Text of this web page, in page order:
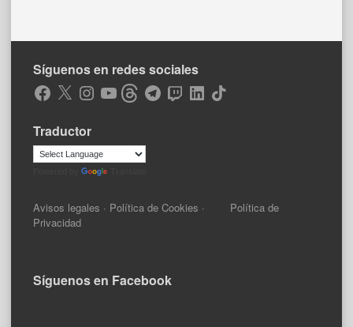
Síguenos en redes sociales
Facebook
X Instagram
YouTubeThreadsTelegramTwitchLinkedIn
TikTok
Traductor
Avisos legales · Política de Cookies · Política de
Privacidad
Síguenos en Facebook